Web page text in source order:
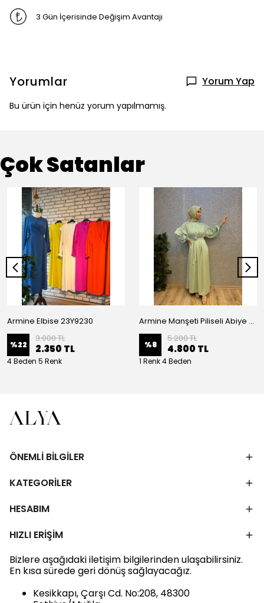
3 Gün İçerisinde Değişim Avantajı
Yorumlar Yorum Yap
Bu ürün için henüz yorum yapılmamış.
Çok Satanlar
Armine Elbise 23Y9230
%22
3.000 TL
2.350 TL
4 Beden 5 Renk
Armine Manşeti Piliseli Abiye Elbise 23Y9617
%8
5.200 TL
4.800 TL
1 Renk 4 Beden
ÖNEMLİ BİLGİLER
KATEGORİLER
HESABIM
HIZLI ERİŞİM
Bizlere aşağıdaki iletişim bilgilerinden ulaşabilirsiniz.
En kısa sürede geri dönüş sağlayacağız.
Kesikkapı, Çarşı Cd. No:208, 48300